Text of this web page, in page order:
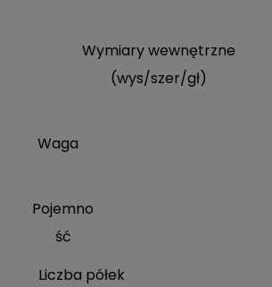
Wymiary wewnętrzne
(wys/szer/gł)
Waga
Pojemno
ść
Liczba półek